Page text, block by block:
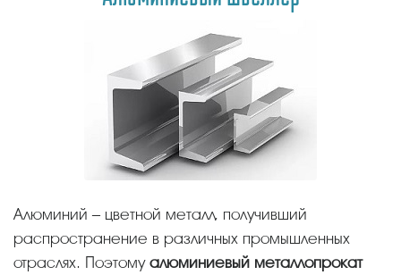
Алюминий – цветной металл, получивший
распространение в различных промышленных
отраслях. Поэтому алюминиевый металлопрокат